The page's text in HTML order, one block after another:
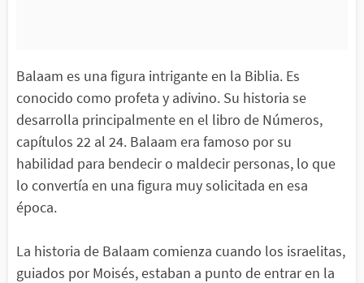
Balaam es una figura intrigante en la Biblia. Es
conocido como profeta y adivino. Su historia se
desarrolla principalmente en el libro de Números,
capítulos 22 al 24. Balaam era famoso por su
habilidad para bendecir o maldecir personas, lo que
lo convertía en una figura muy solicitada en esa
época.
La historia de Balaam comienza cuando los israelitas,
guiados por Moisés, estaban a punto de entrar en la